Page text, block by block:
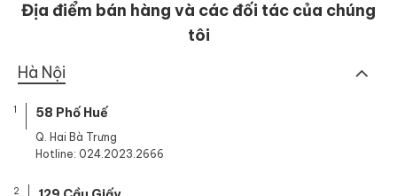
Địa điểm bán hàng và các đối tác của chúng
tôi
Hà Nội
1 58 Phố Huế
Q. Hai Bà Trưng
Hotline: 024.2023.2666
2